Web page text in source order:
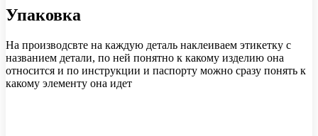
Упаковка
На производсвте на каждую деталь наклеиваем этикетку с
названием детали, по ней понятно к какому изделию она
относится и по инструкции и паспорту можно сразу понять к
какому элементу она идет